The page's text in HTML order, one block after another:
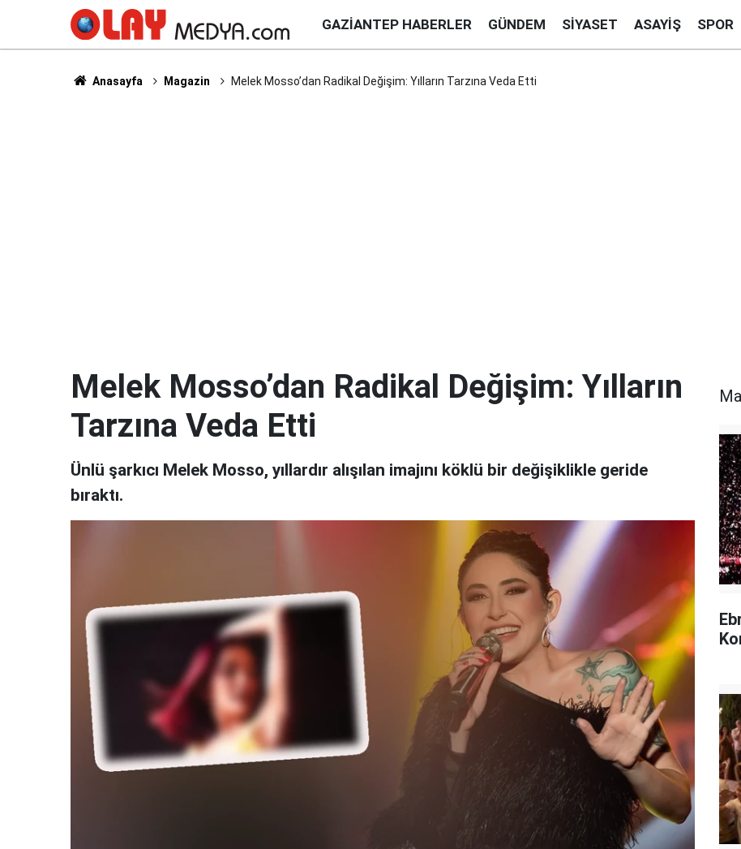
GAZIANTEP HABERLER GÜNDEM SIYASET ASAYIŞ SPOR
Anasayfa Magazin Melek Mosso’dan Radikal Değişim: Yılların Tarzına Veda Etti
Melek Mosso’dan Radikal Değişim: Yılların
Tarzına Veda Etti
Ünlü şarkıcı Melek Mosso, yıllardır alışılan imajını köklü bir değişiklikle geride
bıraktı.